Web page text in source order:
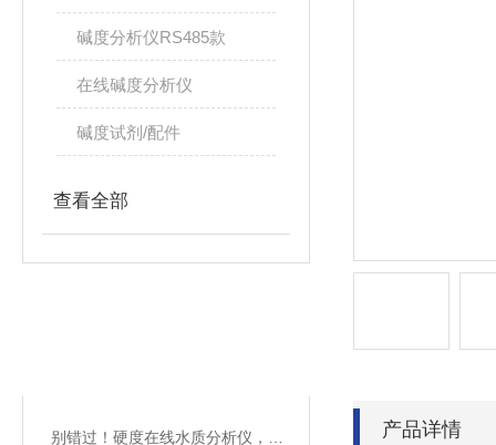
碱度分析仪RS485款
在线碱度分析仪
碱度试剂/配件
查看全部
产品详情